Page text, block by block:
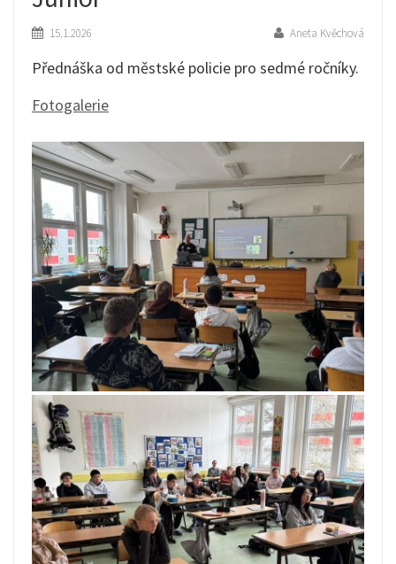
Aneta Kvěchová
15.1.2026
Přednáška od městské policie pro sedmé ročníky.
Fotogalerie